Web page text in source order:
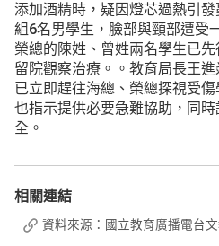
添加酒精時，疑因燈芯過熱引
組6名男學生，臉部與頸部遭受
榮總的陳姓、曾姓兩名學生已
留院觀察治療。。教育局長王
已立即趕往海總、榮總探視受
也指示提供必要急難協助，同
全。
相關連結
資料來源：國立教育廣播電台